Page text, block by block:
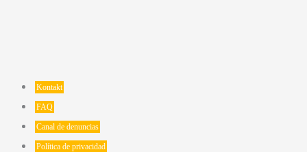
Kontakt
FAQ
Canal de denuncias
Política de privacidad